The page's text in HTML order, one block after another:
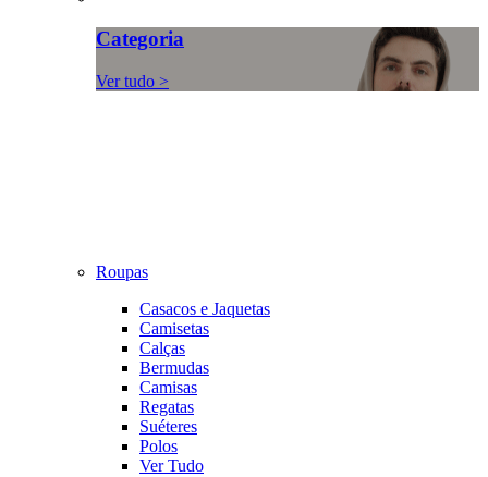
Categoria
Ver tudo >
Roupas
Casacos e Jaquetas
Camisetas
Calças
Bermudas
Camisas
Regatas
Suéteres
Polos
Ver Tudo